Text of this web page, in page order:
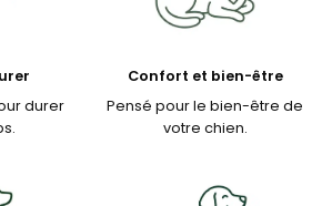
durer
Confort et bien-être
Pensé pour le bien-être de
votre chien.